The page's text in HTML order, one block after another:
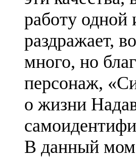
работу
раздражает,
много, но
персонаж,
о жизни
В данный